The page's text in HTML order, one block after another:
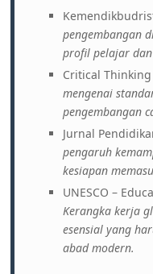
pengembangan
profil pelajar dan
Critical
mengenai
pengembangan
Jurnal
pengaruh
kesiapan
UNESCO –
Kerangka kerja
esensial yang
abad modern.